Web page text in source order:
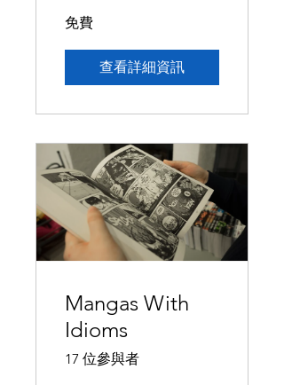
免費
查看詳細資訊
Mangas With
Idioms
17 位參與者